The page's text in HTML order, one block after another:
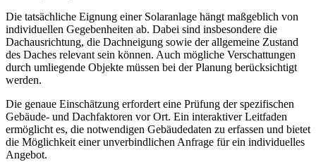
Die tatsächliche Eignung einer Solaranlage hängt maßgeblich von
individuellen Gegebenheiten ab. Dabei sind insbesondere die
Dachausrichtung, die Dachneigung sowie der allgemeine Zustand
des Daches relevant sein können. Auch mögliche Verschattungen
durch umliegende Objekte müssen bei der Planung berücksichtigt
werden.
Die genaue Einschätzung erfordert eine Prüfung der spezifischen
Gebäude- und Dachfaktoren vor Ort. Ein interaktiver Leitfaden
ermöglicht es, die notwendigen Gebäudedaten zu erfassen und bietet
die Möglichkeit einer unverbindlichen Anfrage für ein individuelles
Angebot.